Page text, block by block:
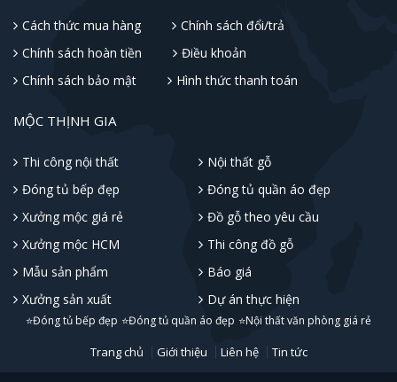
Cách thức mua hàng
Chính sách đổi/trả
Chính sách hoàn tiền
Điều khoản
Chính sách bảo mật
Hình thức thanh toán
MỘC THỊNH GIA
Thi công nội thất
Nội thất gỗ
Đóng tủ bếp đẹp
Đóng tủ quần áo đẹp
Xưởng mộc giá rẻ
Đồ gỗ theo yêu cầu
Xưởng mộc HCM
Thi công đồ gỗ
Mẫu sản phẩm
Báo giá
Xưởng sản xuất
Dự án thực hiện
⭐Đóng tủ bếp đẹp ⭐Đóng tủ quần áo đẹp ⭐Nội thất văn phòng giá rẻ
Trang chủ Giới thiệu Liên hệ Tin tức